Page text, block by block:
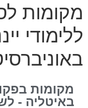
מקומות
ללימודי
מקומות
באיטליה - לשנת